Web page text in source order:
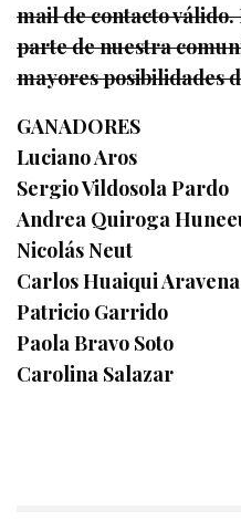
mail de contacto
parte de nuestra
mayores posibilidades
GANADORES
Luciano Aros
Sergio Vildosola Pardo
Andrea Quiroga
Nicolás Neut
Carlos Huaiqui Aravena
Patricio Garrido
Paola Bravo Soto
Carolina Salazar